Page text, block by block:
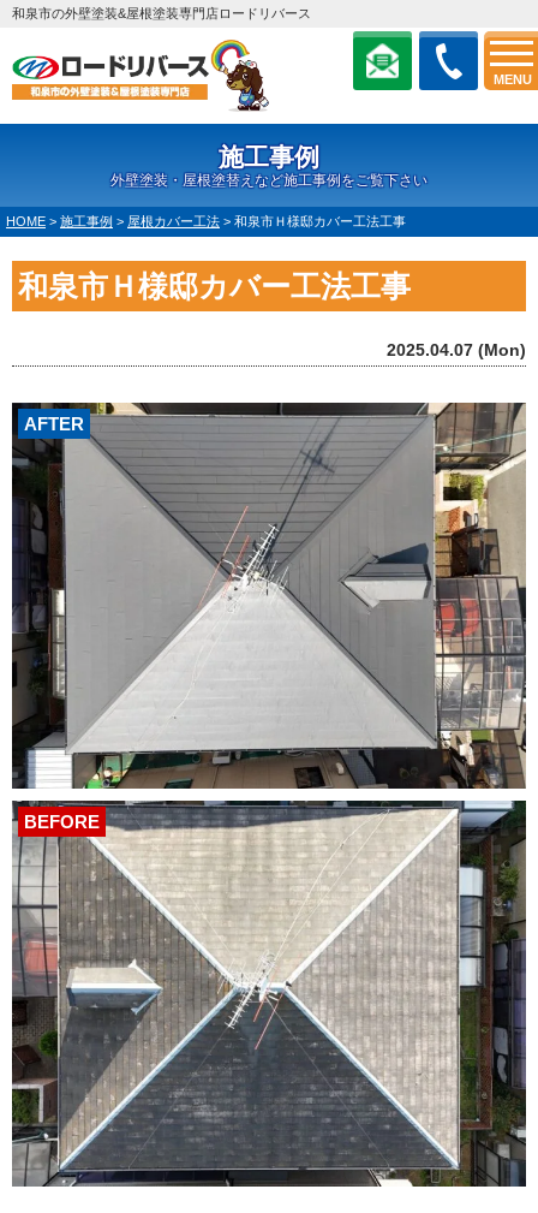
MENU
和泉市の外壁塗装&屋根塗装専門店ロードリバース
施工事例
外壁塗装・屋根塗替えなど施工事例をご覧下さい
HOME > 施工事例 > 屋根カバー工法 > 和泉市Ｈ様邸カバー工法工事
和泉市Ｈ様邸カバー工法工事
2025.04.07 (Mon)
AFTER
BEFORE